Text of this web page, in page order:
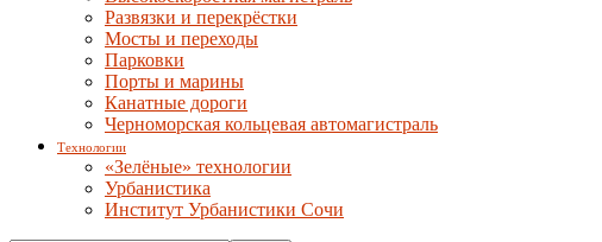
Развязки и перекрёстки
Мосты и переходы
Парковки
Порты и марины
Канатные дороги
Черноморская кольцевая автомагистраль
Технологии
«Зелёные» технологии
Урбанистика
Институт Урбанистики Сочи